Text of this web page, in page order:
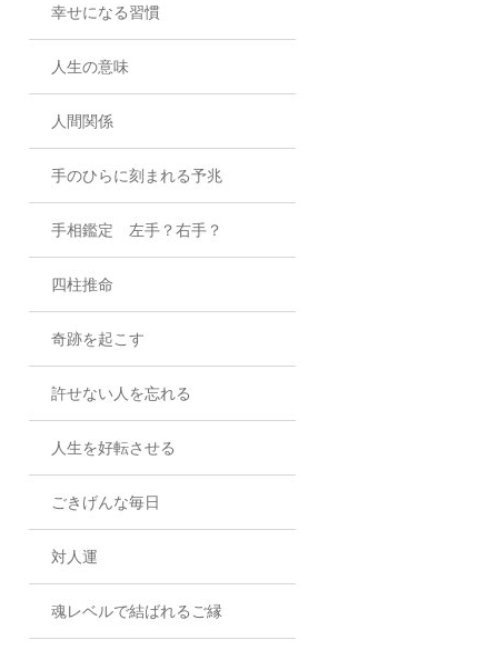
幸せになる習慣
人生の意味
人間関係
手のひらに刻まれる予兆
手相鑑定 左手？右手？
四柱推命
奇跡を起こす
許せない人を忘れる
人生を好転させる
ごきげんな毎日
対人運
魂レベルで結ばれるご縁